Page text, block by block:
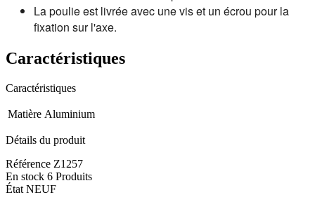
La poulie est livrée avec une vis et un écrou pour la
fixation sur l'axe.
Caractéristiques
Caractéristiques
Matière Aluminium
Détails du produit
Référence Z1257
En stock 6 Produits
État NEUF